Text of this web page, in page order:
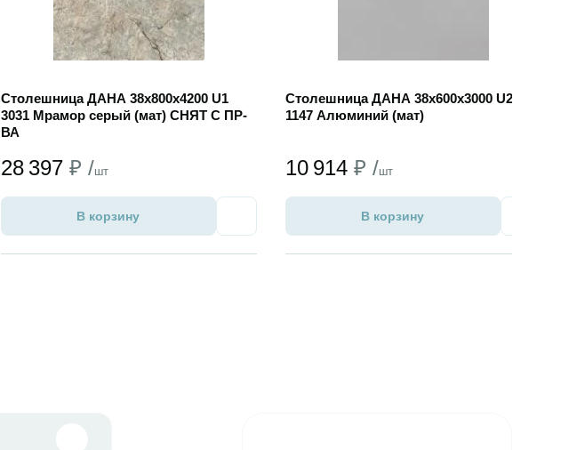
Столешница ДАНА 38х800х4200 U1
3031 Мрамор серый (мат) СНЯТ С ПР-
ВА
28 397 ₽ /шт
В корзину
Столешница ДАНА 38х600х3000 U2
1147 Алюминий (мат)
10 914 ₽ /шт
В корзину